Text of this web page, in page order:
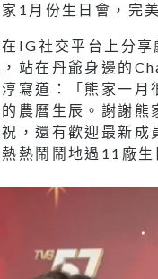
1月份生日會，完
IG社交平台上分
站在丹爺身邊的
寫道：「熊家一月
農曆生辰。謝謝熊
，還有歡迎最新
熱鬧鬧地過11廠生